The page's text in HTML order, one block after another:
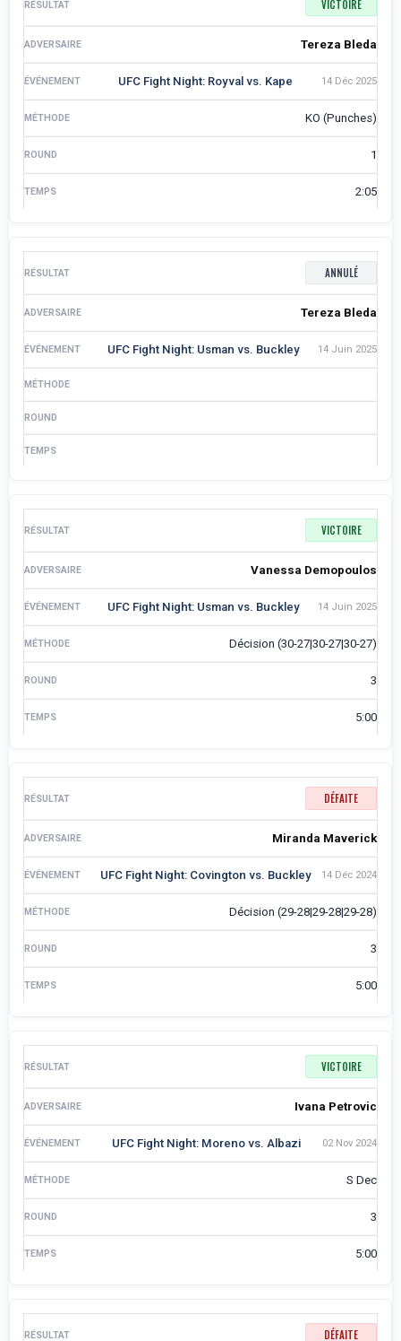
VICTOIRE
Tereza Bleda
UFC Fight Night: Royval vs. Kape 14 Déc 2025
KO (Punches)
1
2:05
ANNULÉ
Tereza Bleda
UFC Fight Night: Usman vs. Buckley 14 Juin 2025
VICTOIRE
Vanessa Demopoulos
UFC Fight Night: Usman vs. Buckley 14 Juin 2025
Décision (30-27|30-27|30-27)
3
5:00
DÉFAITE
Miranda Maverick
UFC Fight Night: Covington vs. Buckley 14 Déc 2024
Décision (29-28|29-28|29-28)
3
5:00
VICTOIRE
Ivana Petrovic
UFC Fight Night: Moreno vs. Albazi 02 Nov 2024
S Dec
3
5:00
DÉFAITE